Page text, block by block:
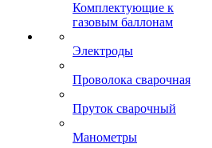
Комплектующие к
газовым баллонам
Электроды
Проволока сварочная
Пруток сварочный
Манометры